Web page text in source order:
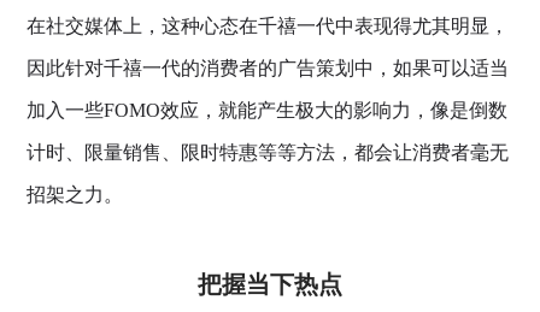
在社交媒体上，这种心态在千禧一代中表现得尤其明显，
因此针对千禧一代的消费者的广告策划中，如果可以适当
加入一些FOMO效应，就能产生极大的影响力，像是倒数
计时、限量销售、限时特惠等等方法，都会让消费者毫无
招架之力。
把握当下热点